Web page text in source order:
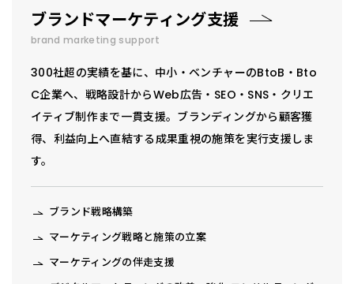
ブランドマーケティング支援
brand marketing support
300社超の実績を基に、中小・ベンチャーのBtoB・Bto
C企業へ、戦略設計からWeb広告・SEO・SNS・クリエ
イティブ制作まで一貫支援。ブランディングから顧客獲
得、利益向上へ直結する成果重視の施策を実行支援しま
す。
ブランド戦略構築
マーケティング戦略と施策の立案
マーケティングの伴走支援